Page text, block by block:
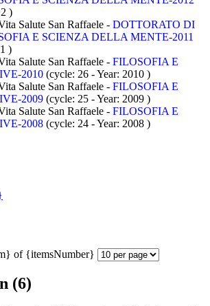
)
Salute San Raffaele - DOTTORATO DI
E SCIENZA DELLA MENTE-2011
)
Salute San Raffaele - FILOSOFIA E
2010 (cycle: 26 - Year: 2010 )
Salute San Raffaele - FILOSOFIA E
2009 (cycle: 25 - Year: 2009 )
Salute San Raffaele - FILOSOFIA E
2008 (cycle: 24 - Year: 2008 )
of {itemsNumber}
(6)